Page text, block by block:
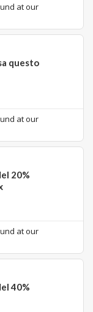
at our
questo
at our
20%
at our
40%